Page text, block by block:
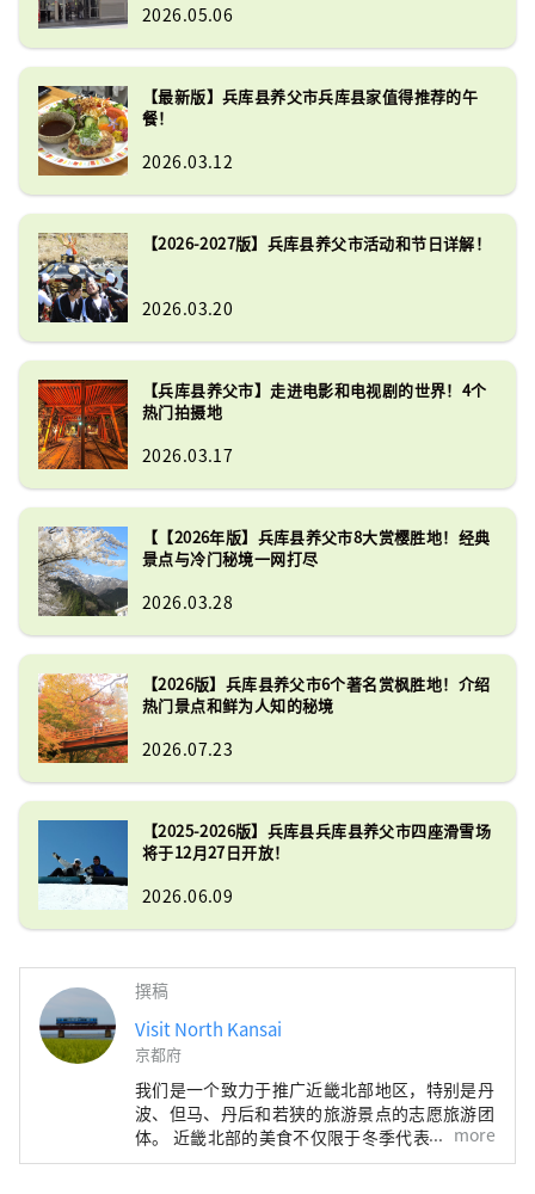
2026.05.06
【最新版】兵库县养父市兵库县家值得推荐的午
餐！
2026.03.12
【2026-2027版】兵库县养父市活动和节日详解！
2026.03.20
【兵库县养父市】走进电影和电视剧的世界！4个
热门拍摄地
2026.03.17
【【2026年版】兵库县养父市8大赏樱胜地！经典
景点与冷门秘境一网打尽
2026.03.28
【2026版】兵库县养父市6个著名赏枫胜地！介绍
热门景点和鲜为人知的秘境
2026.07.23
【2025-2026版】兵库县兵库县养父市四座滑雪场
将于12月27日开放！
2026.06.09
撰稿
Visit North Kansai
京都府
我们是一个致力于推广近畿北部地区，特别是丹
波、但马、丹后和若狭的旅游景点的志愿旅游团
体。 近畿北部的美食不仅限于冬季代表性海鲜
——螃蟹，还包括牡蛎、鰤鱼、河豚，以及夏季
more